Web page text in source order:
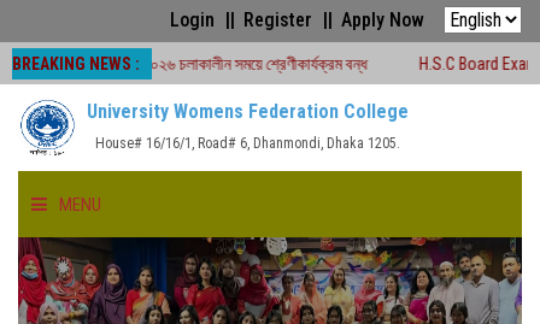
Login Register Apply Now
BREAKING NEWS :
পরীক্ষা -২০২৬ চলাকালীন সময়ে শ্রেণীকার্যক্রম বন্ধ H.S.C Board Exam Seat Plan (
University Womens Federation College
House# 16/16/1, Road# 6, Dhanmondi, Dhaka 1205.
MENU
HOME